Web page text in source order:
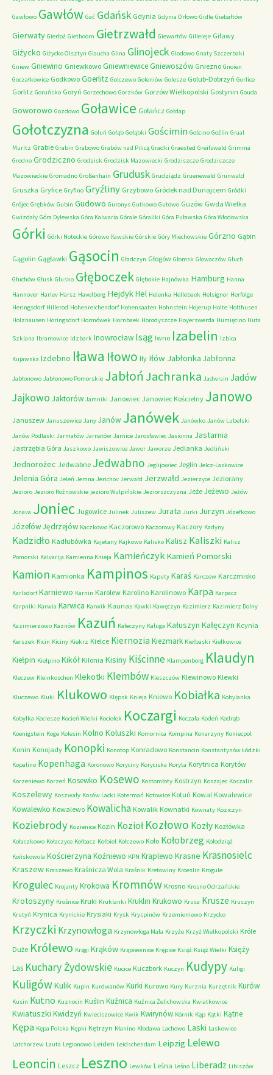
Gawłowo Gawłów Gać Gdańsk Gdynia Gdynia Orłowo Gidle Giebałtów
Gierwaty Gierłoż Giethoorn Gietrzwałd Giewartów Gilleleje Giławy
Giżycko Giżycko Olsztyn Glaucha Glina Glinojeck Glodowo Gnaty Szczerbaki
Gniew Gniewino Gniewkowo GniewniewiceGniewoszów Gniezno Gnoien
Goczałkowice Godkowo Goerlitz Golczewo Goleniów Golesze Golub-Dobrzyń Gorlice
Gorlitz Goruńsko Goryń Gorzechowo Gorzków Gorzów Wielkopolski Gostynin Gouda
Goworowo Gozdowo Goławice Gołańcz Gołdap
Gołotczyzna Gołuń Gołąb Gołąbki Gościmin Gościno Goźlin Graal
Muritz Grabie Grabin Grabowo Grabów nad Pilicą Gradki Graested Greifswald Grimma
Grodno Grodziczno Grodzisk Grodzisk Mazowiecki Grodziszcze Grodziszcze
Mazowieckie Gromadno Großenhain Grudusk Grudziądz Gruenewald Grunwald
Gruszka Gryfice Gryfino Gryźliny Grzybowo Gródek nad Dunajcem Gródki
Grójec Grębków Gubin Gudowo Guronys Gutkowo Gutowo Guzów Gwda Wielka
Gwizdały Góra Dylewska Góra Kalwaria Górale Góraliki Góra Puławska Góra Włodowska
Górki Górki Noteckie Górowo Iławskie Górskie Góry Miechowskie Górzno Gąbin
Gągolin Gągławki Gąsocin Gładczyn Głogów Głomsk Głowaczów Głuch
Głuchów Głusk Głusko Głęboczek Głębokie Hajnówka Hamburg Hanna
Hannover Harlev Harsz Havelberg HejdykHel Helenka Hellebaek Helsignor Herfolge
Heringsdorf Hillerod Hohenreichendorf Hohensaaten Hohnstein Hojerup Holte Holthusen
Holzhausen Horingsdorf Hormówek Hornbaek Horodyszcze Hoyerswerda Humięcino Huta
Szklana Ibramowice Idzbark Inowrocław Isąg Iwno Izabelin Izbica
Kujawska Izdebno Iława Iłowo Iły Iłów Jabłonka Jabłonna
Jabłonowo Jabłonowo Pomorskie JabłońJachranka Jadwisin Jadów
Jajkowo Jaktorów Jamniki Janowiec Janowiec Kościelny Janowo
Januszew Januszewice Jany Janów Janówek Janówko Janów Lubelski
Janów Podlaski Jarmatów Jarnatów Jarnice Jarosławiec Jasionna Jastarnia
Jastrzębia Góra Jaszkowo Jawiszowice Jawor Jaworze Jedlanka Jedliński
Jednorożec Jedwabne Jedwabno Jeglijowiec Jeglin Jelcz-Laskowice
Jelenia Góra Jeleń Jemna Jerichov Jerwałd Jerzwałd Jezierzyce Jeziorany
Jezioro Jezioro Rożnowskie jezioro Wulpińskie Jeziorszczyzna Jeże Jeżewo Jeżów
Jonava Joniec Jugowice Julinek Juliszew Jurata Jurki Jurzyn Józefkowo
JózefówJędrzejów Kaczkowo Kaczorowo Kaczorowy Kaczory Kadyny
Kadzidło Kadłubówka Kajetany Kajkowo Kalisko Kalisz Kaliszki Kalisz
Pomorski Kalvarija Kamienna Knieja Kamieńczyk Kamień Pomorski
Kamion Kamionka Kampinos Kaputy Karaś Karczew Karczmisko
Karlsdorf Karniewo Karnin Karolew Karolino Karolinowo Karpa Karpacz
Karpniki Karwia Karwica Karwik Kaunas Kawki Kawęczyn Kazimierz Kazimierz Dolny
Kazimierzowo Kaznów Kazuń Kałeczyny Kaługa Kałuszyn Kałęczyn Kcynia
Kerszek Kicin Kiciny Kiekrz Kielce Kiernozia Kiezmark Kiełbaski Kiełkowice
Kiełpin Kiełpino Kikół Kilonia Kisiny Kiścinne Klampenborg Klaudyn
Kleczew Kleinkoschen Klekotki Klembów Kleszczów Klewinowo Klewki
Kluczewo Kluki Klukowo Klępsk Knieja Kniewo Kobiałka Kobylanka
Kobyłka Kociesze Kocień Wielki Kociołek Koczargi Koczała Kodeń Kodrąb
Koenigstein Koge Kolesin Kolno Koluszki Komornica Kompina Konarzyny Koniecpol
Konin Konojady Konopki Konotop Konradowo Konstancin Konstantynów Łódzki
Kopalino Kopenhaga Koronowo Koryciny Koryciska Koryta Korytnica Korytów
Korzeniewo Korzeń Kosewko Kosewo Kostomłoty Kostrzyn Koszajec Koszalin
Koszelewy Koszwały Kosów Lacki Kotermań Kotowice Kotuń Kowal Kowalewice
Kowalewko Kowalewo Kowalicha Kowalik Kownatki Kownaty Koziczyn
Koziebrody Kozienice Kozin Kozioł Kozłowo Kozły Kozłówka
Kołaczkowo Kołaczyce Kołbacz Kołbiel Kołczewo Koło Kołobrzeg Kołodziąż
Końskowola Kościerzyna Koźniewo KPN Kraplewo Krasne Krasnosielc
Kraszew Kraszewo Kraśnicza Wola Kraśnik Kretowiny Kroeslin Krogule
Krogulec Krojanty Krokowa Kromnów Krosno Krosno Odrzańskie
Krotoszyny Krośnice Kruki Kruklanki Kruklin Krukowo Krusa Krusze Kruszyn
Krutyń Krynica Krynickie Krysiaki Krysk Kryspinów Krzemieniewo Krzycko
Krzyczki Krzynowłoga Krzynowłoga Mała Krzyże Krzyż Wielkopolski Króle
Duże Królewo Krągi Krąków Krąpiewnice Krępice Książ Książ Wielki Księży
Las Kuchary Żydowskie Kucice Kuczbork Kuczyn Kudypy Kuligi
KuligówKulik Kupin Kurdwanów Kurki Kurowo Kury Kurznia Kurzętnik Kurów
Kusin Kutno Kuznocin Kuślin Kuźnica Kuźnica Żelichowska Kwiatkowice
Kwiatuszki Kwidzyń Kwieciszowice Kwik Kwirynów Kórnik Kąp Kątki Kątne
Kępa Kępa Polska Kępki Kętrzyn Kłanino Kłodawa Lachowo Laski Laskowice
Latchorzew Lauta Legionowo Leiden Leidschendam Leipzig Lelewo
Leoncin Leszcz Leszno Lewków Leśna Leśno Liberadz Libiszów